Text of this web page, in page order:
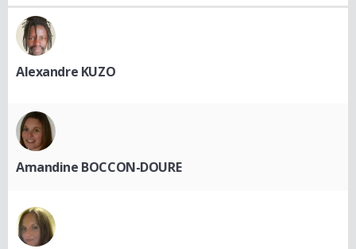
Alexandre KUZO
Amandine BOCCON-DOURE